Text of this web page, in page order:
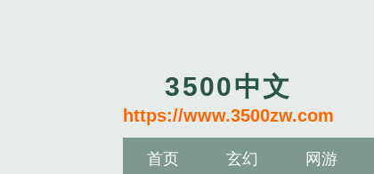
3500中文
https://www.3500zw.com
首页 玄幻 网游